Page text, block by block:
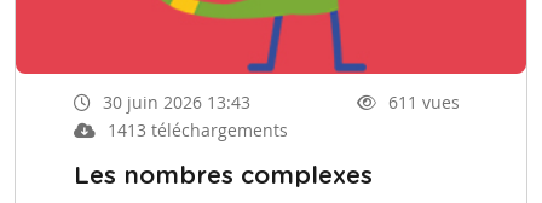
30 juin 2026 13:43
611 vues
1413 téléchargements
Les nombres complexes